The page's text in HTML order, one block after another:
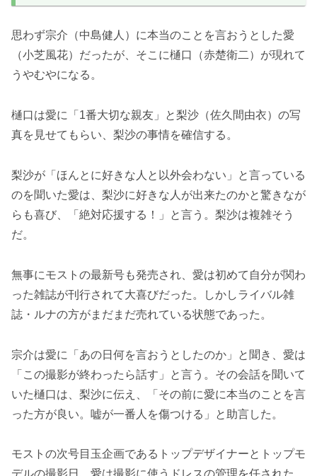
思わず宗介（中島健人）に本当のことを言おうとした愛
（小芝風花）だったが、そこに樋口（赤楚衛二）が現れて
うやむやになる。
樋口は愛に「1番大切な親友」と梨沙（佐久間由衣）の写
真を見せてもらい、梨沙の事情を確信する。
梨沙が「ほんとに好きな人と以外会わない」と言っている
のを聞いた愛は、梨沙に好きな人が出来たのかと驚きなが
らも喜び、「絶対応援する！」と言う。梨沙は複雑そう
だ。
無事にモストの最新号も発売され、愛は初めて自分が関わ
った雑誌が刊行されて大喜びだった。しかしライバル雑
誌・ルナの方がまだまだ売れている状態であった。
宗介は愛に「あの日何を言おうとしたのか」と聞き、愛は
「この撮影が終わったら話す」と言う。その会話を聞いて
いた樋口は、梨沙に伝え、「その前に愛に本当のことを言
った方が良い。嘘が一番人を傷つける」と助言した。
モストの次号目玉企画であるトップデザイナーとトップモ